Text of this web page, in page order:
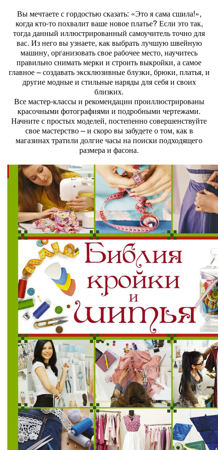
Вы мечтаете с гордостью сказать: «Это я сама сшила!»,
когда кто-то похвалит ваше новое платье? Если это так,
тогда данный иллюстрированный самоучитель точно для
вас. Из него вы узнаете, как выбрать лучшую швейную
машину, организовать свое рабочее место, научитесь
правильно снимать мерки и строить выкройки, а самое
главное – создавать эксклюзивные блузки, брюки, платья, и
другие модные и стильные наряды для себя и своих
близких.
Все мастер-классы и рекомендации проиллюстрированы
красочными фотографиями и подробными чертежами.
Начните с простых моделей, постепенно совершенствуйте
свое мастерство – и скоро вы забудете о том, как в
магазинах тратили долгие часы на поиски подходящего
размера и фасона.